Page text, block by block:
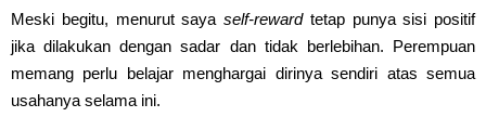
Meski begitu, menurut saya self-rewardtetap punya sisi positif
jika dilakukan dengan sadar dan tidak berlebihan. Perempuan
memang perlu belajar menghargai dirinya sendiri atas semua
usahanya selama ini.